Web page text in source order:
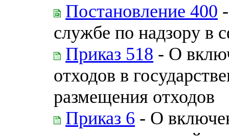
Постановление 400
службе по надзору в
Приказ 518 - О
отходов в
размещения отходов
Приказ 6 - О